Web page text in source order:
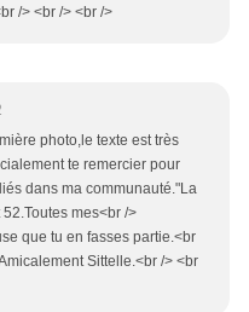
/> <br /> <br />
photo,le texte est très
te remercier pour
dans ma communauté."La
mes<br />
que tu en fasses partie.<br
Sittelle.<br /> <br